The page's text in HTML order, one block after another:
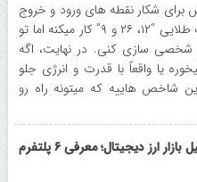
شکار نقطه های ورود و خروج
استفاده کنن. مکدی با همون تنظیمات طلایی “۱۲، ۲۶ و ۹” کار میکنه اما تو
شخصی سازی کنی. در نهایت، اگه
یا واقعاً با قدرت و انرژی جلو
شاخص هاییه که میتونه راه رو
بیشتر بخوانید: بهترین ابزارهای تحلیل بازار ارز دیجیتال؛ معرفی ۶ پلتفرم